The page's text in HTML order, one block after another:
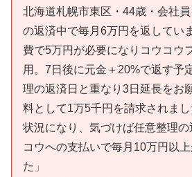
北海道札幌市東区・44歳・会社
の返済中で毎月6万円を返してい
費で5万円が必要になりコウコウ
用。7日後に元金＋20%で返す予
理の返済日と重なり3日延長をお
料として1万5千円を請求されま
状況になり、気づけば任意整理
コウへの支払いで毎月10万円以
た」